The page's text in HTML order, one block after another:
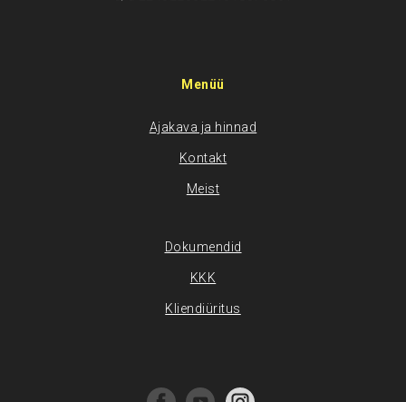
Menüü
Ajakava ja hinnad
Kontakt
Meist
Dokumendid
KKK
Kliendiüritus